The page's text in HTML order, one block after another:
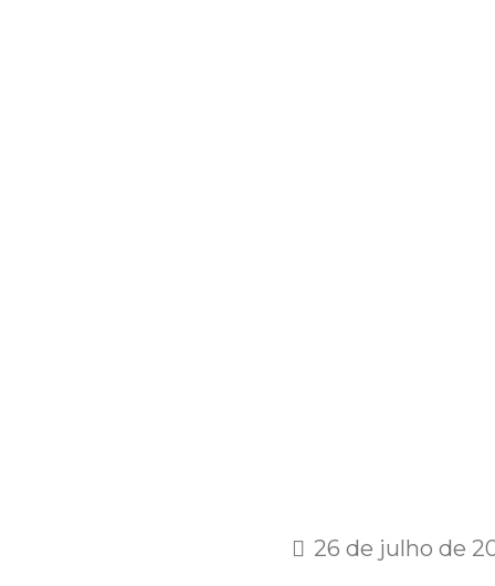
26 de julho de